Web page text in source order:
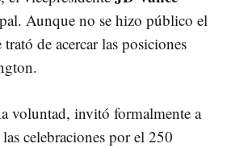
Aunque no se hizo público el
de acercar las posiciones
voluntad, invitó formalmente a
celebraciones por el 250